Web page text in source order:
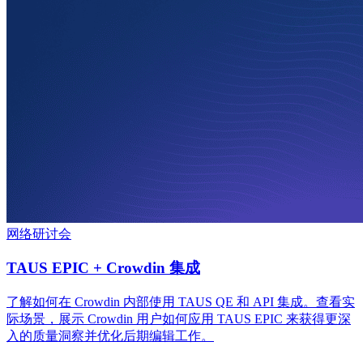
网络研讨会
TAUS EPIC + Crowdin 集成
了解如何在 Crowdin 内部使用 TAUS QE 和 API 集成。查看实
际场景，展示 Crowdin 用户如何应用 TAUS EPIC 来获得更深
入的质量洞察并优化后期编辑工作。